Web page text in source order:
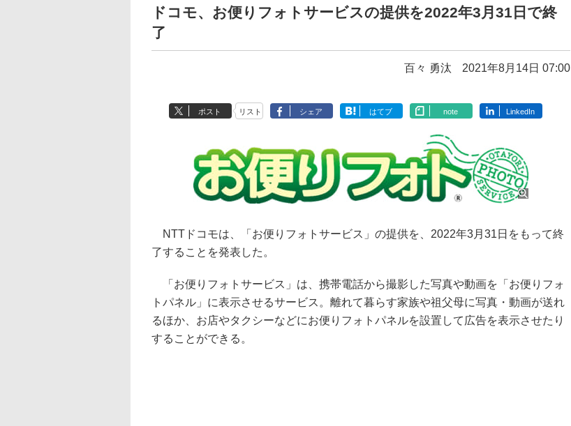
ドコモ、お便りフォトサービスの提供を2022年3月31日で終
了
百々 勇汰 2021年8月14日 07:00
ポスト リスト シェア はてブ note LinkedIn
NTTドコモは、「お便りフォトサービス」の提供を、2022年3月31日をもって終
了することを発表した。
「お便りフォトサービス」は、携帯電話から撮影した写真や動画を「お便りフォ
トパネル」に表示させるサービス。離れて暮らす家族や祖父母に写真・動画が送れ
るほか、お店やタクシーなどにお便りフォトパネルを設置して広告を表示させたり
することができる。